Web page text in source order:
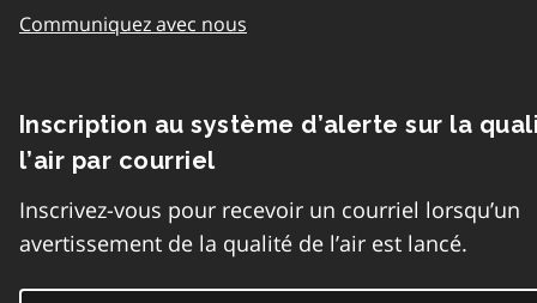
Communiquez avec nous
Inscription au système d’alerte sur la
l’air par courriel
Inscrivez-vous pour recevoir un courriel lorsqu’un
avertissement de la qualité de l’air est lancé.